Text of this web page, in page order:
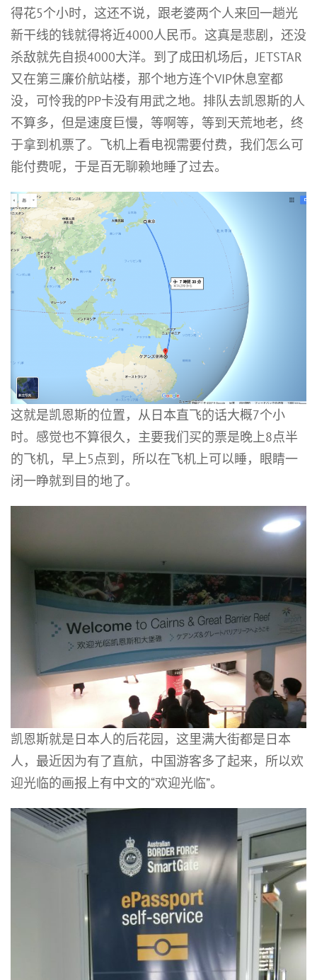
得花5个小时，这还不说，跟老婆两个人来回一趟光
新干线的钱就得将近4000人民币。这真是悲剧，还没
杀敌就先自损4000大洋。到了成田机场后，JETSTAR
又在第三廉价航站楼，那个地方连个VIP休息室都
没，可怜我的PP卡没有用武之地。排队去凯恩斯的人
不算多，但是速度巨慢，等啊等，等到天荒地老，终
于拿到机票了。飞机上看电视需要付费，我们怎么可
能付费呢，于是百无聊赖地睡了过去。
这就是凯恩斯的位置，从日本直飞的话大概7个小
时。感觉也不算很久，主要我们买的票是晚上8点半
的飞机，早上5点到，所以在飞机上可以睡，眼睛一
闭一睁就到目的地了。
凯恩斯就是日本人的后花园，这里满大街都是日本
人，最近因为有了直航，中国游客多了起来，所以欢
迎光临的画报上有中文的“欢迎光临”。